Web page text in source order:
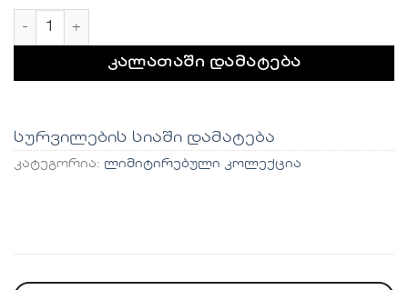
რაოდენობა: DIADEM
კალათაში დამატება
სურვილების სიაში დამატება
კატეგორია: ლიმიტირებული კოლექცია